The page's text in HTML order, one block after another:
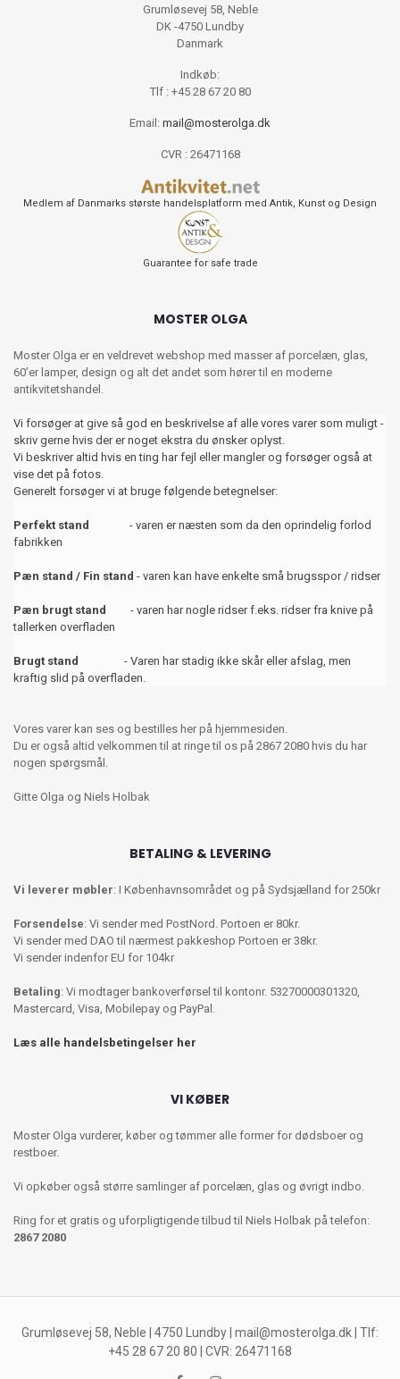
Grumløsevej 58, Neble
DK -4750 Lundby
Danmark
Indkøb:
Tlf : +45 28 67 20 80
Email: mail@mosterolga.dk
CVR : 26471168
Medlem af Danmarks største handelsplatform med Antik, Kunst og Design
Guarantee for safe trade
MOSTER OLGA
Moster Olga er en veldrevet webshop med masser af porcelæn, glas,
60’er lamper, design og alt det andet som hører til en moderne
antikvitetshandel.
Vi forsøger at give så god en beskrivelse af alle vores varer som muligt -
skriv gerne hvis der er noget ekstra du ønsker oplyst.
Vi beskriver altid hvis en ting har fejl eller mangler og forsøger også at
vise det på fotos.
Generelt forsøger vi at bruge følgende betegnelser:
Perfekt stand - varen er næsten som da den oprindelig forlod
fabrikken
Pæn stand / Fin stand - varen kan have enkelte små brugsspor / ridser
Pæn brugt stand
- varen har nogle ridser f.eks. ridser fra knive på
tallerken overfladen
Brugt stand
- Varen har stadig ikke skår eller afslag, men
kraftig slid på overfladen.
Vores varer kan ses og bestilles her på hjemmesiden.
Du er også altid velkommen til at ringe til os på 2867 2080 hvis du har
nogen spørgsmål.
Gitte Olga og Niels Holbak
BETALING & LEVERING
Vi leverer møbler: I Københavnsområdet og på Sydsjælland for 250kr
Forsendelse: Vi sender med PostNord. Portoen er 80kr.
Vi sender med DAO til nærmest pakkeshop Portoen er 38kr.
Vi sender indenfor EU for 104kr
Betaling: Vi modtager bankoverførsel til kontonr. 53270000301320,
Mastercard, Visa, Mobilepay og PayPal.
Læs alle handelsbetingelser her
VI KØBER
Moster Olga vurderer, køber og tømmer alle former for dødsboer og
restboer.
Vi opkøber også større samlinger af porcelæn, glas og øvrigt indbo.
Ring for et gratis og uforpligtigende tilbud til Niels Holbak på telefon:
2867 2080
Grumløsevej 58, Neble | 4750 Lundby | mail@mosterolga.dk | Tlf:
+45 28 67 20 80 | CVR: 26471168